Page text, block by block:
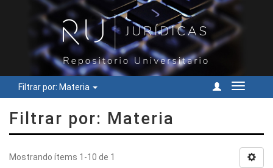
Filtrar por: Materia
Cambiar
Filtrar por: Materia
Mostrando ítems 1-10 de 1